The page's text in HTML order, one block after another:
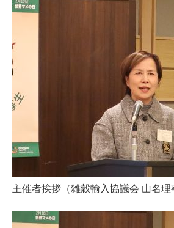
主催者挨拶（雑穀輸入協議会 山名理